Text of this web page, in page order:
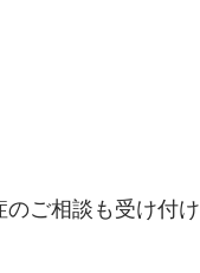
ご相談も受け付け